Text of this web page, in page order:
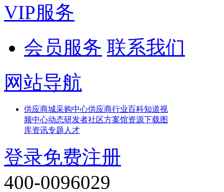
VIP服务
会员服务 联系我们
网站导航
供应商城采购中心供应商行业百科知道视
频中心动态研发者社区方案馆资源下载图
库资讯专题 人才
登录免费注册
400-0096029